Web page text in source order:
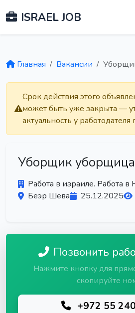
ISRAEL JOB
Главная Вакансии
Срок действия этого
может быть уже закрыта —
актуальность у
Уборщик уборщица
Работа в израиле. Работа в
Беэр Шева
25.12.2025
Позвонить
Нажмите кнопку для
скопируйте
+972 55